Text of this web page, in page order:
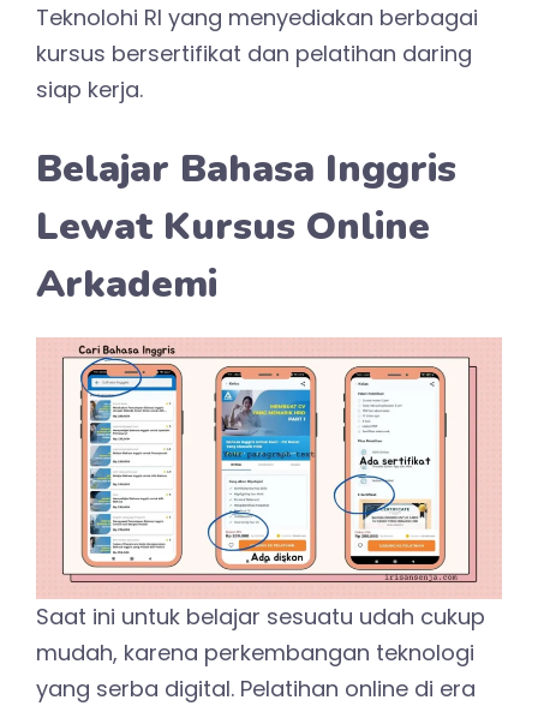
Teknolohi RI yang menyediakan berbagai
kursus bersertifikat dan pelatihan daring
siap kerja.
Belajar Bahasa Inggris
Lewat Kursus Online
Arkademi
Saat ini untuk belajar sesuatu udah cukup
mudah, karena perkembangan teknologi
yang serba digital. Pelatihan online di era